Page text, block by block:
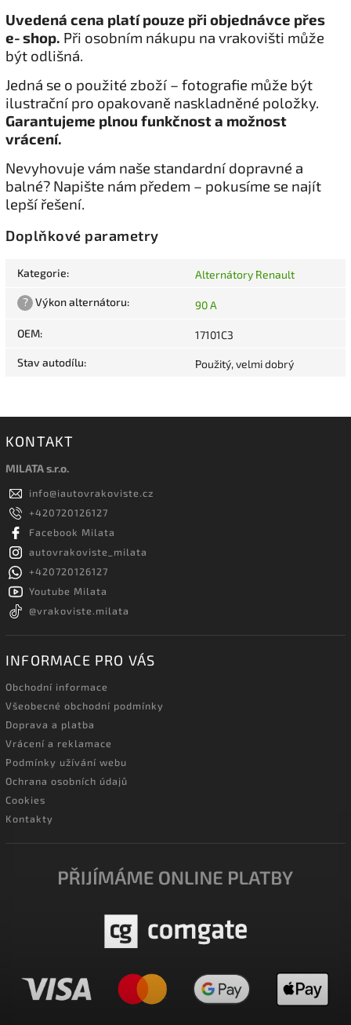
Uvedená cena platí pouze při objednávce přes
e‑shop. Při osobním nákupu na vrakovišti může
být odlišná.
Jedná se o použité zboží – fotografie může být
ilustrační pro opakovaně naskladněné položky.
Garantujeme plnou funkčnost a možnost
vrácení.
Nevyhovuje vám naše standardní dopravné a
balné? Napište nám předem – pokusíme se najít
lepší řešení.
Doplňkové parametry
Kategorie: Alternátory Renault
? Výkon alternátoru: 90 A
OEM: 17101C3
Stav autodílu: Použitý, velmi dobrý
KONTAKT
MILATA s.r.o.
info@iautovrakoviste.cz
+420720126127
Facebook Milata
autovrakoviste_milata
+420720126127
Youtube Milata
@vrakoviste.milata
INFORMACE PRO VÁS
Obchodní informace
Všeobecné obchodní podmínky
Doprava a platba
Vrácení a reklamace
Podmínky užívání webu
Ochrana osobních údajů
Cookies
Kontakty